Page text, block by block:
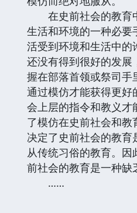
在史前社会的教育
生活和环境的一种必要
活受到环境和生活中的
还没有得到很好的发展
握在部落首领或祭司
通过模仿才能获得更好
会上层的指令和教义才
了模仿在史前社会和
决定了史前社会的教育
从传统习俗的教育。因
前社会的教育是一种缺
……